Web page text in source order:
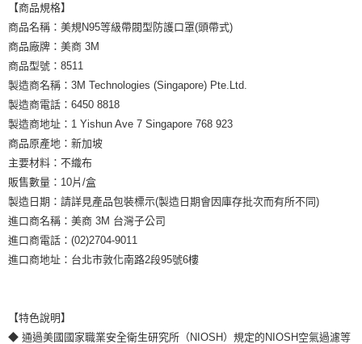
【商品規格】
商品名稱：美規N95等級帶閥型防護口罩(頭帶式)
商品廠牌：美商 3M
商品型號：8511
製造商名稱：3M Technologies (Singapore) Pte.Ltd.
製造商電話：6450 8818
製造商地址：1 Yishun Ave 7 Singapore 768 923
商品原產地：新加坡
主要材料：不織布
販售數量：10片/盒
製造日期：請詳見產品包裝標示(製造日期會因庫存批次而有所不同)
進口商名稱：美商 3M 台灣子公司
進口商電話：(02)2704-9011
進口商地址：台北市敦化南路2段95號6樓
【特色說明】
◆ 通過美國國家職業安全衛生研究所（NIOSH）規定的NIOSH空氣過濾等